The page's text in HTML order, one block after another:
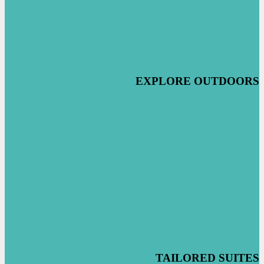
EXPLORE OUTDOORS
TAILORED SUITES